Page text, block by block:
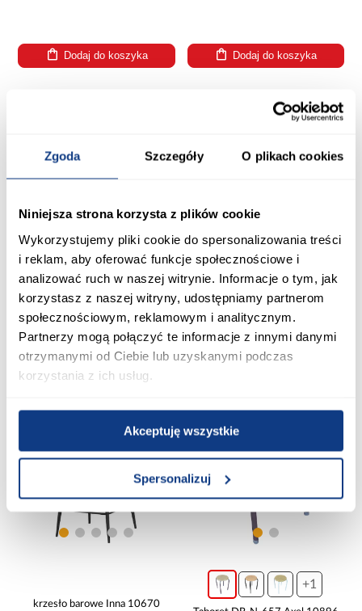
Zgoda Szczegóły O plikach cookies
Niniejsza strona korzysta z plików cookie
Wykorzystujemy pliki cookie do spersonalizowania treści
i reklam, aby oferować funkcje społecznościowe i
analizować ruch w naszej witrynie. Informacje o tym, jak
korzystasz z naszej witryny, udostępniamy partnerom
społecznościowym, reklamowym i analitycznym.
Partnerzy mogą połączyć te informacje z innymi danymi
otrzymanymi od Ciebie lub uzyskanymi podczas
korzystania z ich usług.
Akceptuję wszystkie
Spersonalizuj
Dodaj do koszyka Dodaj do koszyka
Stołek barowy Iris 12026
czarny
199,00 zł
Dodaj do koszyka
Stołek barowy Avalon 11946
szary
199,00 zł
Dodaj do koszyka
PORÓWNAJ
krzesło barowe Inna 10670
PORÓWNAJ
+1